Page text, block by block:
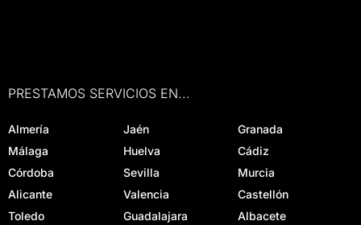
PRESTAMOS SERVICIOS EN...
Almería Jaén
Granada
Málaga
Huelva
Cádiz
Córdoba
Sevilla
Murcia
Alicante
Valencia
Castellón
Toledo
Guadalajara
Albacete